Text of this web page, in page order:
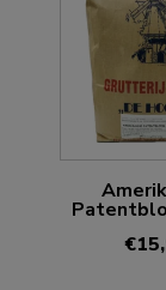
€